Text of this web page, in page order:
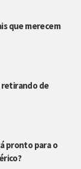
que merecem
retirando de
pronto para o